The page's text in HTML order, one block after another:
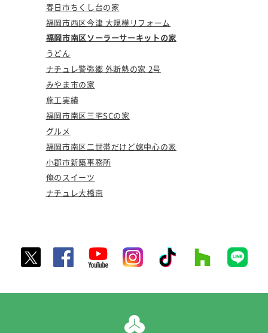
春日市ちくし台の家
福岡市西区今津 大規模リフォーム
福岡市南区ソーラーサーキットの家
うどん
ナチュレ警弥郷 外断熱の家 2号
みやま市の家
施工実績
福岡市南区三宅SCの家
グルメ
福岡市南区二世帯だけど嫁中心の家
小郡市新築事務所
俺のスイーツ
ナチュレ大橋南